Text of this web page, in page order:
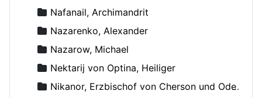
Nafanail, Archimandrit
Nazarenko, Alexander
Nazarow, Michael
Nektarij von Optina, Heiliger
Nikanor, Erzbischof von Cherson und Odessa